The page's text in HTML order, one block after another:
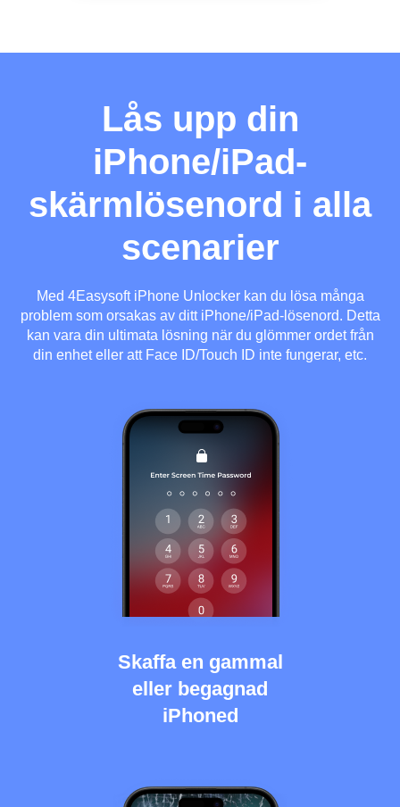
Lås upp din
iPhone/iPad-
skärmlösenord i alla
scenarier
Med 4Easysoft iPhone Unlocker kan du lösa många
problem som orsakas av ditt iPhone/iPad-lösenord. Detta
kan vara din ultimata lösning när du glömmer ordet från
din enhet eller att Face ID/Touch ID inte fungerar, etc.
Skaffa en gammal
eller begagnad
iPhoned